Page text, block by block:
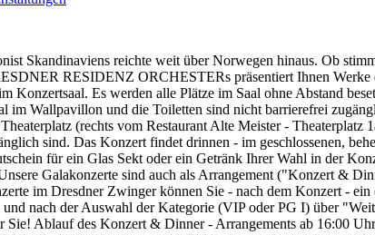
Skandinaviens reichte weit über Norwegen hinaus. Ob
RESIDENZ ORCHESTERs präsentiert Ihnen
Konzertsaal. Es werden alle Plätze im Saal ohne Abstand
im Wallpavillon und die Toiletten sind nicht barrierefrei
(rechts vom Restaurant Alte Meister - Theaterplatz
sind. Das Konzert findet drinnen - im geschlossenen,
für ein Glas Sekt oder ein Getränk Ihrer Wahl in der
Galakonzerte sind auch als Arrangement ("Konzert &
im Dresdner Zwinger können Sie - nach dem Konzert -
nach der Auswahl der Kategorie (VIP oder PG I) über
Sie! Ablauf des Konzert & Dinner - Arrangements ab 16:00